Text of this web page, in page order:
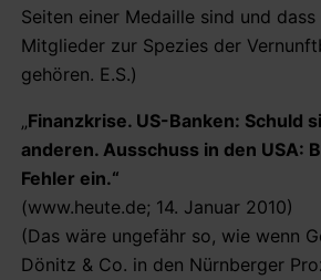
Seiten einer Medaille sind und
Mitglieder zur Spezies der
gehören. E.S.)
„Finanzkrise. US-Banken: Schuld
anderen. Ausschuss in den USA:
Fehler ein.“
(www.heute.de; 14. Januar 2010)
(Das wäre ungefähr so, wie wenn
Dönitz & Co. in den Nürnberger